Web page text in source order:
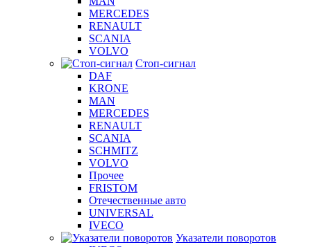
MERCEDES
RENAULT
SCANIA
VOLVO
Стоп-сигнал
DAF
KRONE
MAN
MERCEDES
RENAULT
SCANIA
SCHMITZ
VOLVO
Прочее
FRISTOM
Отечественные авто
UNIVERSAL
IVECO
Указатели поворотов